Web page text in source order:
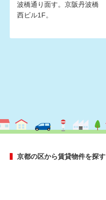
波橋通り面す。京阪丹波橋
西ビル1F。
京都の区から賃貸物件を探す